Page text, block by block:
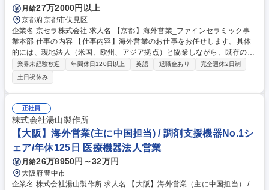
月給27万2000円以上
京都府京都市伏見区
企業名 京セラ株式会社 求人名 【京都】海外営業_ファインセラミック事
業本部 仕事の内容 【仕事内容】海外営業のお仕事をお任せします。具体
的には、現地法人（米国、欧州、アジア拠点）と協業しながら、既存のお
客様をメインにファインセラミック製品営業活動（見積もりから受注、売
上管理、お客様 とのプロジェクト等の対応、来客対応、年1～2回程度の
海外出張含む）、マーケティング活動、受注から出荷までの納期管理など
営業活動全般。 【キャリアパス】入社後ご経験を積まれた後は、同じ部署
内で別の製品を扱うグループへ異動し幅を広げていただくことも可能で
す。 また、海外赴任にチャレンジされる方もいます。 【変更の範囲：当
社業務全般】 募集職種 【京都】海外営業_ファインセラミック事業本部
業界未経験歓迎 年間休日120日以上 英語 退職金あり
完全週休2日制
土日祝休み
正社員
株式会社湯山製作所
【大阪】海外営業(主に中国担当) / 調剤支援機器No.1シ
ェア/年休125日 医療機器法人営業
月給26万8950円～32万円
大阪府豊中市
企業名 株式会社湯山製作所 求人名 【大阪】海外営業（主に中国担当） /